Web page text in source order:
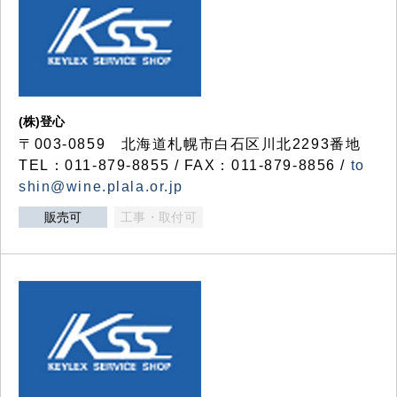
(株)登心
〒003-0859 北海道札幌市白石区川北2293番地
TEL：011-879-8855 / FAX：011-879-8856 / to
shin@wine.plala.or.jp
販売可 工事・取付可